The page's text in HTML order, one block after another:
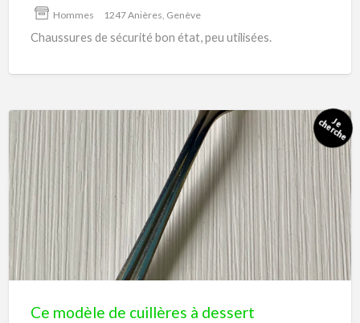
Hommes 1247 Anières, Genève
Chaussures de sécurité bon état, peu utilisées.
Ce
modèle
de
cuillères
dessert
Ce modèle de cuillères à dessert